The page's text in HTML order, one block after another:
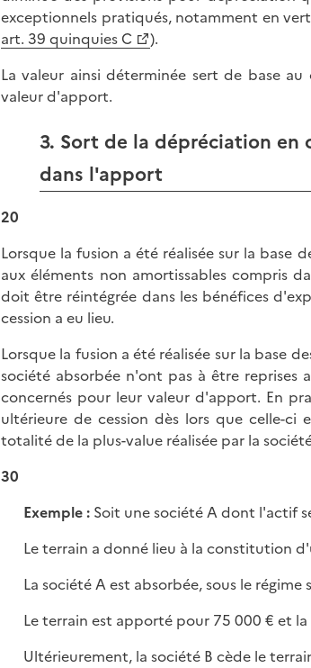
exceptionnels pratiqués, notamment en
art. 39 quinquies C
).
La valeur ainsi déterminée sert de base
valeur d'apport.
3. Sort de la dépréciation en
dans l'apport
20
Lorsque la fusion a été réalisée sur la base
aux éléments non amortissables compris
doit être réintégrée dans les bénéfices
cession a eu lieu.
Lorsque la fusion a été réalisée sur la base
société absorbée n'ont pas à être
concernés pour leur valeur d'apport. En
ultérieure de cession dès lors que celle-ci
totalité de la plus-value réalisée par la
30
Exemple :Soit une société A dont l'actif
Le terrain a donné lieu à la constitution
La société A est absorbée, sous le
Le terrain est apporté pour 75 000 € et
Ultérieurement, la société B cède le